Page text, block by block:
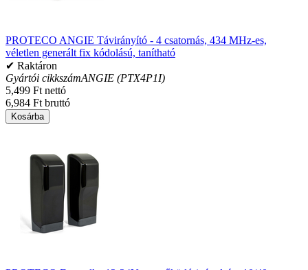
PROTECO ANGIE Távirányító - 4 csatornás, 434 MHz-es,
véletlen generált fix kódolású, tanítható
✔ Raktáron
Gyártói cikkszámANGIE (PTX4P1I)
5,499 Ft nettó
6,984 Ft bruttó
Kosárba